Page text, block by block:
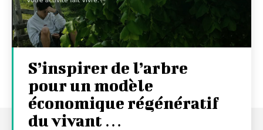
S’inspirer de l’arbre
pour un modèle
économique régénératif
du vivant …